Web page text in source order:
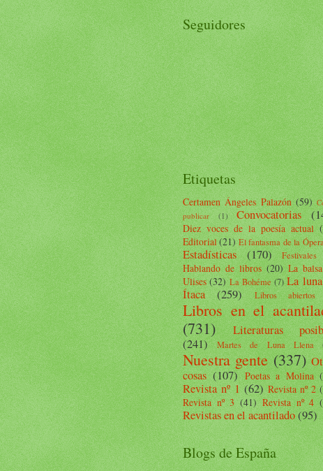
Seguidores
Etiquetas
Certamen Ángeles Palazón (59)
publicar
(1) Convocatorias
Diez voces de la poesía actual
Editorial(21) El fantasma de la
Estadísticas (170) Festivales
Hablando de libros (20) La
Ulises (32) La Bohéme (7) La
Ítaca
(259) Libros abiertos
Libros en el
(731)
Literaturas
(241)
Martes de Luna Llena
Nuestra gente (337)
cosas (107) Poetas a Molina
Revista nº 1 (62) Revista nº 2
Revista nº 3 (41) Revista nº 4
Revistas en el acantilado(95)
Blogs de España